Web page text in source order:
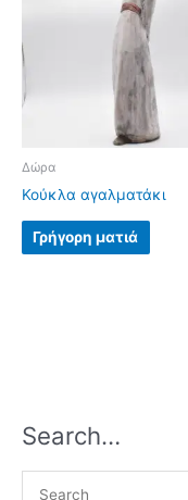
Δώρα
Κούκλα αγαλματάκι
Γρήγορη ματιά
Search…